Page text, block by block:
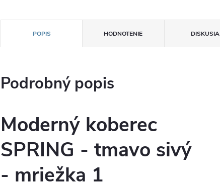
POPIS HODNOTENIE DISKUSIA
Podrobný popis
Moderný koberec
SPRING - tmavo sivý
- mriežka 1